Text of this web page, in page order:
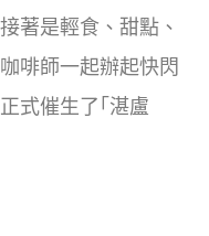
著是輕食、甜點、
啡師一起辦起快閃
式催生了｢湛盧